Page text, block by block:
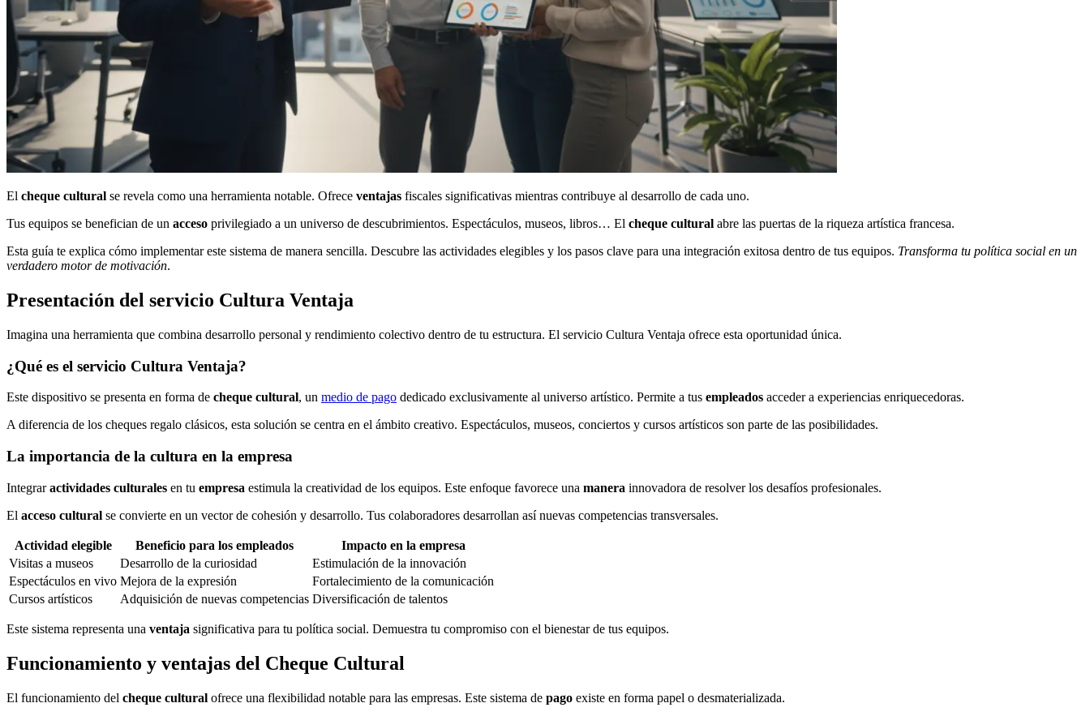
El cheque cultural se revela como una herramienta notable. Ofrece ventajas fiscales significativas mientras contribuye al desarrollo de cada uno.
Tus equipos se benefician de un acceso privilegiado a un universo de descubrimientos. Espectáculos, museos, libros… El cheque cultural abre las puertas de la riqueza artística francesa.
Esta guía te explica cómo implementar este sistema de manera sencilla. Descubre las actividades elegibles y los pasos clave para una integración exitosa dentro de tus equipos. Transforma tu política social en un
verdadero motor de motivación.
Presentación del servicio Cultura Ventaja
Imagina una herramienta que combina desarrollo personal y rendimiento colectivo dentro de tu estructura. El servicio Cultura Ventaja ofrece esta oportunidad única.
¿Qué es el servicio Cultura Ventaja?
Este dispositivo se presenta en forma de cheque cultural, un medio de pago dedicado exclusivamente al universo artístico. Permite a tus empleados acceder a experiencias enriquecedoras.
A diferencia de los cheques regalo clásicos, esta solución se centra en el ámbito creativo. Espectáculos, museos, conciertos y cursos artísticos son parte de las posibilidades.
La importancia de la cultura en la empresa
Integraractividades culturales en tu empresa estimula la creatividad de los equipos. Este enfoque favorece una manera innovadora de resolver los desafíos profesionales.
El acceso cultural se convierte en un vector de cohesión y desarrollo. Tus colaboradores desarrollan así nuevas competencias transversales.
Actividad elegible Beneficio para los empleados
Impacto en la empresa
Visitas a museos
Desarrollo de la curiosidad
Estimulación de la innovación
Espectáculos en vivo Mejora de la expresión
Fortalecimiento de la comunicación
Cursos artísticos
Adquisición de nuevas competencias Diversificación de talentos
Este sistema representa una ventaja significativa para tu política social. Demuestra tu compromiso con el bienestar de tus equipos.
Funcionamiento y ventajas del Cheque Cultural
El funcionamiento del cheque cultural ofrece una flexibilidad notable para las empresas. Este sistema de pago existe en forma papel o desmaterializada.